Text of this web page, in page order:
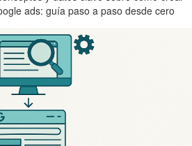
ads: guía paso a paso desde cero